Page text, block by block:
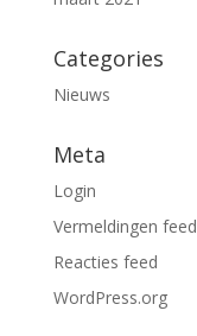
Categories
Nieuws
Meta
Login
Vermeldingen feed
Reacties feed
WordPress.org